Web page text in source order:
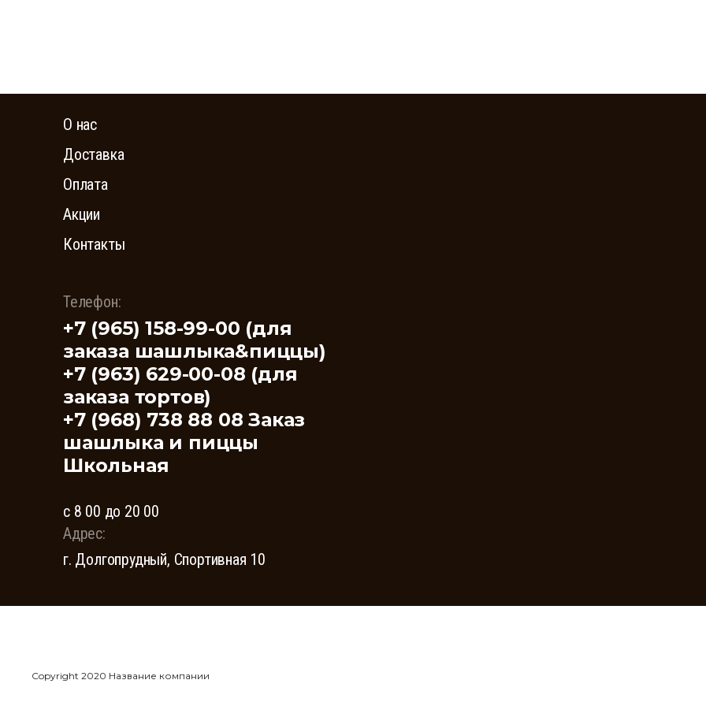
О нас
Доставка
Оплата
Акции
Контакты
Телефон:
+7 (965) 158-99-00 (для
заказа шашлыка&пиццы)
+7 (963) 629-00-08 (для
заказа тортов)
+7 (968) 738 88 08 Заказ
шашлыка и пиццы
Школьная
с 8 00 до 20 00
Адрес:
г. Долгопрудный, Спортивная 10
Copyright 2020 Название компании